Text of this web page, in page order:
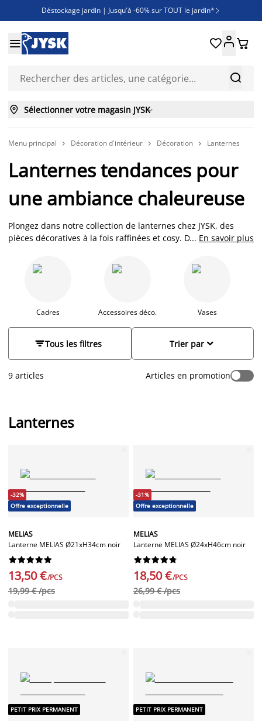
Déstockage jardin | Jusqu'à -60% sur TOUT le jardin* 
Jusqu'à -50% sur une sélection literie
Découvrez les nouveautés de la collection


 
 Sélectionner votre magasin JYSK
Menu principal  Décoration d'intérieur  Décoration  Lanternes
Lanternes tendances pour
une ambiance chaleureuse
Plongez dans notre collection de lanternes chez JYSK, des
pièces décoratives à la fois raffinées et cosy. Découvrez
d'originalité à votre intérieur tout en offrant une lumière
chaleureuse et accueillante. Les lanternes sont des éléments
extérieur ou pour illuminer votre intérieur, les lanternes sont
pour créer un éclairage d'appoint élégant et pratique.
... En savoir plus
Cadres Accessoires déco. Vases
Tous les filtres 
Trier par
9 articles Articles en promotion
Lanternes
-32%
Offre exceptionnelle
MELIAS
Lanterne MELIAS Ø21xH34cm noir






13,50 €/PCS
19,99 € /pcs
-31%
Offre exceptionnelle
MELIAS
Lanterne MELIAS Ø24xH46cm noir






18,50 €/PCS
26,99 € /pcs
PETIT PRIX PERMANENT PETIT PRIX PERMANENT